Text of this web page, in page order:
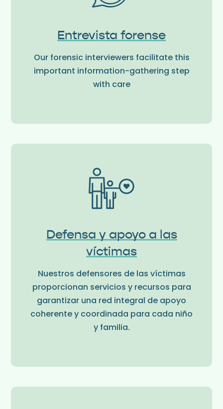
Entrevista forense
Our forensic interviewers facilitate this
important information-gathering step
with care
Defensa y apoyo a las
víctimas
Nuestros defensores de las víctimas
proporcionan servicios y recursos para
garantizar una red integral de apoyo
coherente y coordinada para cada niño
y familia.